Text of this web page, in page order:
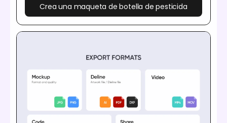
Crea una maqueta de botella de pesticida